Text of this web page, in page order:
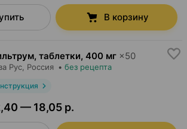
В корзину
таблетки, 400 мг ×50
Рус , Россия • без рецепта
— 18,05 р.